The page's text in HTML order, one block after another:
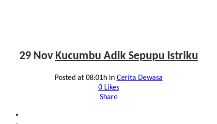
29 Nov Kucumbu Adik Sepupu Istriku
Posted at 08:01hin Cerita Dewasa
0Likes
Share